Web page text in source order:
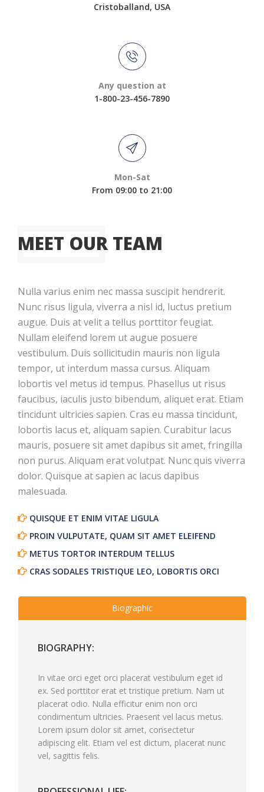
Cristoballand, USA
Any question at
1-800-23-456-7890
Mon-Sat
From 09:00 to 21:00
MEET OUR TEAM
Nulla varius enim nec massa suscipit hendrerit.
Nunc risus ligula, viverra a nisl id, luctus pretium
augue. Duis at velit a tellus porttitor feugiat.
Nullam eleifend lorem ut augue posuere
vestibulum. Duis sollicitudin mauris non ligula
tempor, ut interdum massa cursus. Aliquam
lobortis vel metus id tempus. Phasellus ut risus
faucibus, iaculis justo bibendum, aliquet erat. Etiam
tincidunt ultricies sapien. Cras eu massa tincidunt,
lobortis lacus et, aliquam sapien. Curabitur lacus
mauris, posuere sit amet dapibus sit amet, fringilla
non purus. Aliquam erat volutpat. Nunc quis viverra
dolor. Quisque at sapien ac lacus dapibus
malesuada.
QUISQUE ET ENIM VITAE LIGULA
PROIN VULPUTATE, QUAM SIT AMET ELEIFEND
METUS TORTOR INTERDUM TELLUS
CRAS SODALES TRISTIQUE LEO, LOBORTIS ORCI
Biographic
BIOGRAPHY:
In vitae orci eget orci placerat vestibulum eget id
ex. Sed porttitor erat et tristique pretium. Nam ut
placerat odio. Nulla efficitur enim non orci
condimentum ultricies. Praesent vel lacus metus.
Lorem ipsum dolor sit amet, consectetur
adipiscing elit. Etiam vel est dictum, placerat nunc
vel, sagittis felis.